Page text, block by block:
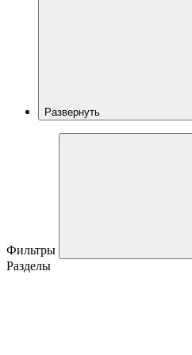
Развернуть
Фильтры
Разделы